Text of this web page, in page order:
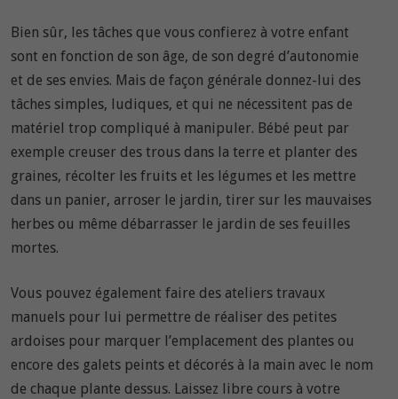
Bien sûr, les tâches que vous confierez à votre enfant
sont en fonction de son âge, de son degré d’autonomie
et de ses envies. Mais de façon générale donnez-lui des
tâches simples, ludiques, et qui ne nécessitent pas de
matériel trop compliqué à manipuler. Bébé peut par
exemple creuser des trous dans la terre et planter des
graines, récolter les fruits et les légumes et les mettre
dans un panier, arroser le jardin, tirer sur les mauvaises
herbes ou même débarrasser le jardin de ses feuilles
mortes.
Vous pouvez également faire des ateliers travaux
manuels pour lui permettre de réaliser des petites
ardoises pour marquer l’emplacement des plantes ou
encore des galets peints et décorés à la main avec le nom
de chaque plante dessus. Laissez libre cours à votre